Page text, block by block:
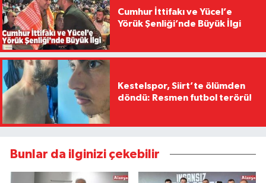
Cumhur İttifakı ve Yücel’e
Yörük Şenliği’nde Büyük İlgi
Kestelspor, Siirt’te ölümden
döndü: Resmen futbol terörü!
Bunlar da ilginizi çekebilir